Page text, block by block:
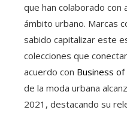
que han colaborado
ámbito urbano. Marcas
sabido capitalizar este
colecciones que
acuerdo con Business of
de la moda urbana
2021, destacando su